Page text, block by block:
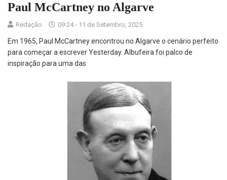
Paul McCartney no Algarve
Redação 09:24 - 11 de Setembro, 2025
Em 1965, Paul McCartney encontrou no Algarve o cenário perfeito
para começar a escrever Yesterday. Albufeira foi palco de
inspiração para uma das